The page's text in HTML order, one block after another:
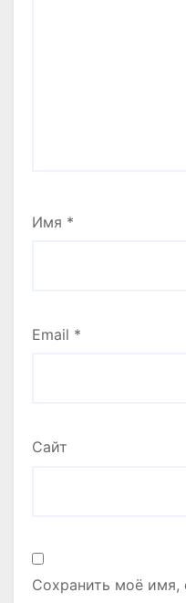
Имя *
Email *
Сайт
Сохранить моё имя,